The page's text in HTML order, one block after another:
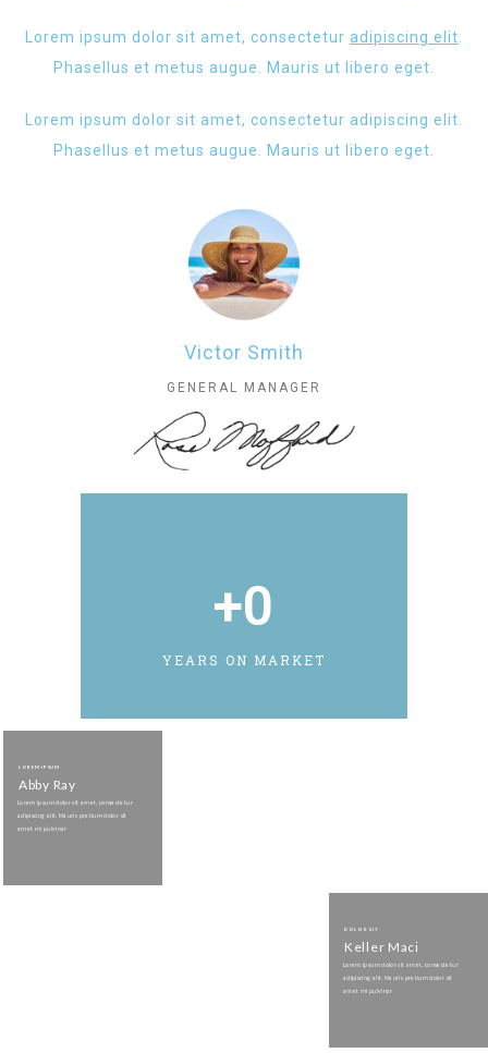
Lorem ipsum dolor sit amet, consectetur adipiscing elit
Phasellus et metus augue. Mauris ut libero eget.
Lorem ipsum dolor sit amet, consectetur adipiscing elit.
Phasellus et metus augue. Mauris ut libero eget.
Victor Smith
GENERAL MANAGER
+0
YEARS ON MARKET
Abby Ray
Lorem ipsum dolor sit amet, consectetur
adipiscing elit. Mauris pretium dolor sit
amet mi pulvinar
LOREM IPSUM
Keller Maci
Lorem ipsum dolor sit amet, consectetur
adipiscing elit. Mauris pretium dolor sit
amet mi pulvinar
DOLOR SIT